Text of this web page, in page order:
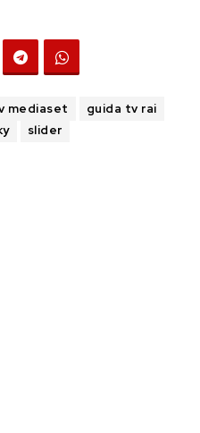
mediaset
guida tv rai
slider